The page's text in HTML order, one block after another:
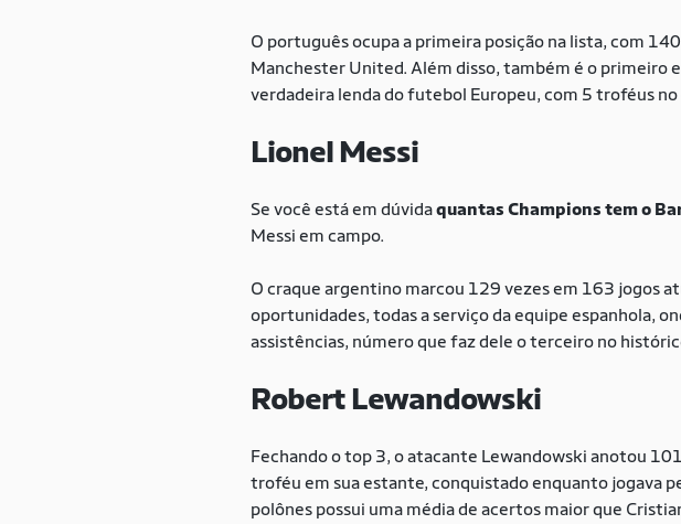
O português ocupa a primeira posição na lista, com
Manchester United. Além disso, também é o primeiro
verdadeira lenda do futebol Europeu, com 5 troféus
Lionel Messi
Se você está em dúvidaquantas Champions tem o
Messi em campo.
O craque argentino marcou 129 vezes em 163 jogos
oportunidades, todas a serviço da equipe espanhola,
assistências, número que faz dele o terceiro no
Robert Lewandowski
Fechando o top 3, o atacante Lewandowski anotou
troféu em sua estante, conquistado enquanto jogava
polônes possui uma média de acertos maior que